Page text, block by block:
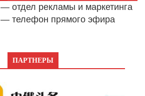
— отдел рекламы и маркетинга
— телефон прямого эфира
ПАРТНЕРЫ